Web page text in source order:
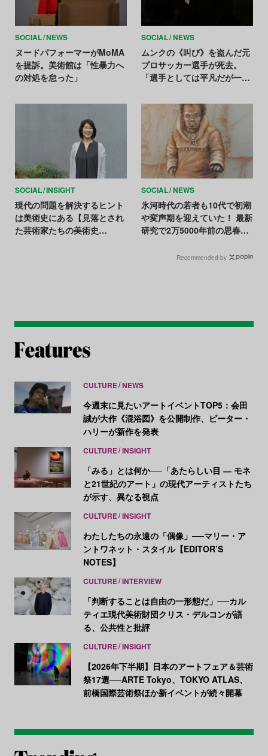
SOCIAL NEWS
ヌードパフォーマーがMoMA
を提訴。美術館は「性暴力へ
の対処を怠った」
SOCIAL NEWS
ムンクの《叫び》を盗んだ元
プロサッカー選手が死去。
「選手としては平凡だが一流
SOCIAL INSIGHT
現代の問題を解決するヒント
は美術史にある【見落とされ
た芸術家たちの美術史
SOCIAL NEWS
氷河時代の若者も10代で初潮
や変声期を迎えていた！ 最新
研究で2万5000年前の思春期
Recommended by
CULTURE NEWS
今週末に見たいアートイベントTOP5：会田
誠が大作《混浴図》を公開制作、ピーター・
ハリーが新作を発表
CULTURE INSIGHT
「みる」とは何か──「あたらしい目 ― モネ
と21世紀のアート」の現代アーティストたち
が示す、異なる視点
CULTURE INSIGHT
わたしたちの永遠の「偶像」──マリー・ア
ントワネット・スタイル【EDITOR’S
NOTES】
CULTURE INTERVIEW
「判断することは自由の一形態だ」──カル
ティエ現代美術財団クリス・デルコンが語
る、公共性と批評
CULTURE INSIGHT
【2026年下半期】日本のアートフェア＆芸術
祭17選──ARTE Tokyo、TOKYO ATLAS、
前橋国際芸術祭ほか新イベントが続々開幕